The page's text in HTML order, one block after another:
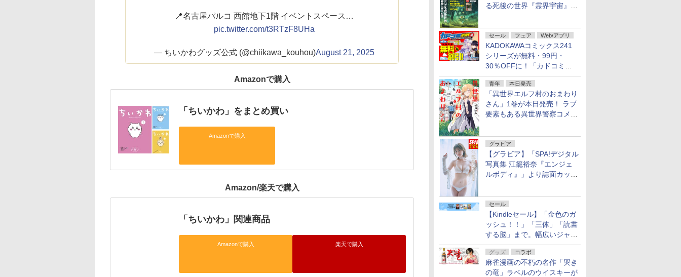
る死後の世界『霊界宇宙』の
セール フェア Web/アプリ
KADOKAWAコミックス241
シリーズが無料・99円・
30％OFFに！「カドコミフ
ェア 2026」第2弾が開催中！
青年 本日発売
「異世界エルフ村のおまわり
さん」1巻が本日発売！ ラブ
要素もある異世界警察コメデ
グラビア
【グラビア】「SPA!デジタル
写真集 江籠裕奈『エンジェ
ルボディ』」より誌面カット
セール
【Kindleセール】「金色のガ
ッシュ！！」「三体」「読書
する脳」まで。幅広いジャン
ルの電子書籍が最大65％オ
フ！「Kindle本サマーセー
ル」第2弾が開催中！
グッズ コラボ
麻雀漫画の不朽の名作「哭き
の竜」ラベルのウイスキーが
📍名古屋パルコ 西館地下1階 イベントスペース…
pic.twitter.com/t3RTzF8UHa
— ちいかわグッズ公式 (@chiikawa_kouhou)August 21, 2025
Amazonで購入
「ちいかわ」をまとめ買い
Amazonで購入
Amazon/楽天で購入
「ちいかわ」関連商品
Amazonで購入 楽天で購入